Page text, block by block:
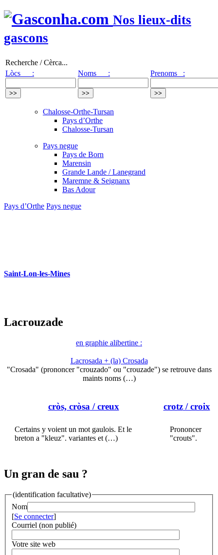
Nos lieux-dits
gascons
Recherche / Cèrca...
Lòcs :
Noms : Prenoms :
Chalosse-Orthe-Tursan
Pays d’Orthe
Chalosse-Tursan
Pays negue
Pays de Born
Marensin
Grande Lande / Lanegrand
Maremne & Seignanx
Bas Adour
Pays d’Orthe Pays negue
Saint-Lon-les-Mines
Lacrouzade
en graphie alibertine :
Lacrosada + (la) Crosada
"Crosada" (prononcer "crouzado" ou "crouzade") se retrouve dans
maints noms (…)
cròs, cròsa / creux
Certains y voient un mot gaulois. Et le
breton a "kleuz". variantes et (…)
crotz/ croix
Prononcer
"crouts".
Un gran de sau ?
(identification facultative)
Nom
[Se connecter]
Courriel (non publié)
Votre site web